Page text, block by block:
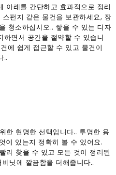
아래를 간단하고 효과적으로 정리
펀지 같은 물건을 보관하세요, 장
청소하십시오.. 쌓을 수 있는 디자
면서 공간을 절약할 수 있습니
에 쉽게 접근할 수 있고 물건이
..
한 현명한 선택입니다.. 투명한 용
이 있는지 정확히 볼 수 있어요.
리 찾을 수 있고 모든 것이 정리된
닛에 깔끔함을 더해줍니다..